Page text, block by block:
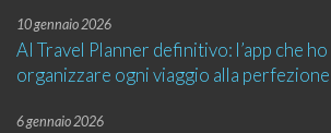
10 gennaio 2026
AI Travel Planner definitivo: l’app che
organizzare ogni viaggio alla perfezione
6 gennaio 2026